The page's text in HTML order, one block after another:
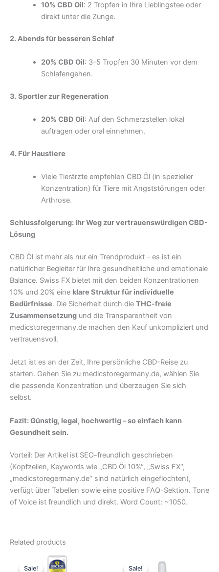
10% CBD Oil: 2 Tropfen in Ihre Lieblingstee oder
direkt unter die Zunge.
2. Abends für besseren Schlaf
20% CBD Oil: 3–5 Tropfen 30 Minuten vor dem
Schlafengehen.
3. Sportler zur Regeneration
20% CBD Oil: Auf den Schmerzstellen lokal
auftragen oder oral einnehmen.
4. Für Haustiere
Viele Tierärzte empfehlen CBD Öl (in spezieller
Konzentration) für Tiere mit Angststörungen oder
Arthrose.
Schlussfolgerung: Ihr Weg zur vertrauenswürdigen CBD-
Lösung
CBD Öl ist mehr als nur ein Trendprodukt – es ist ein
natürlicher Begleiter für Ihre gesundheitliche und emotionale
Balance. Swiss FX bietet mit den beiden Konzentrationen
10% und 20% eine klare Struktur für individuelle
Bedürfnisse. Die Sicherheit durch die THC-freie
Zusammensetzung und die Transparentheit von
medicstoregermany.de machen den Kauf unkompliziert und
vertrauensvoll.
Jetzt ist es an der Zeit, Ihre persönliche CBD-Reise zu
starten. Gehen Sie zu medicstoregermany.de, wählen Sie
die passende Konzentration und überzeugen Sie sich
selbst.
Fazit: Günstig, legal, hochwertig – so einfach kann
Gesundheit sein.
Vorteil: Der Artikel ist SEO-freundlich geschrieben
(Kopfzeilen, Keywords wie „CBD Öl 10%“, „Swiss FX“,
„medicstoregermany.de“ sind natürlich eingeflochten),
verfügt über Tabellen sowie eine positive FAQ-Sektion. Tone
of Voice ist freundlich und direkt. Word Count: ~1050.
Related products
Sale!
Sale!
Original
price
Current
price
Sale!
Sale!price
price